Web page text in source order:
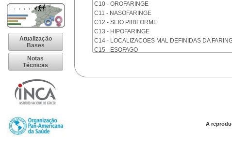
Atualização
Bases
Notas
Técnicas
C10 - OROFARINGE
C11 - NASOFARINGE
C12 - SEIO PIRIFORME
C13 - HIPOFARINGE
C14 - LOCALIZACOES MAL DEFINIDAS DA
C15 - ESOFAGO
C18 - COLON
A